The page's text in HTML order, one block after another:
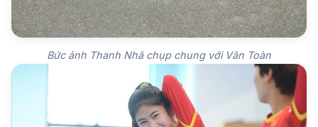
Bức ảnh Thanh Nhã chụp chung với Văn Toàn